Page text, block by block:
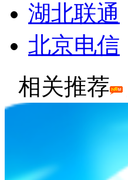
湖北联通
北京电信
相关推荐